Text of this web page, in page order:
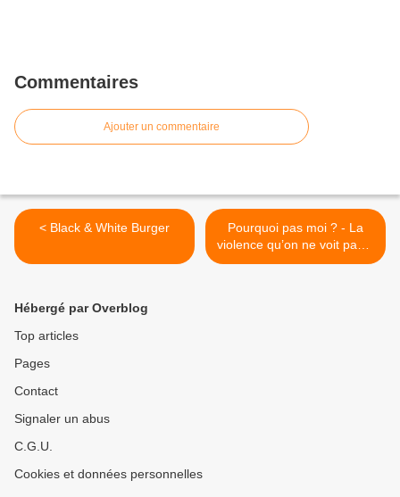
Commentaires
Ajouter un commentaire
< Black & White Burger
Pourquoi pas moi ? - La
violence qu’on ne voit pas...
et qui tue >
Hébergé par Overblog
Top articles
Pages
Contact
Signaler un abus
C.G.U.
Cookies et données personnelles